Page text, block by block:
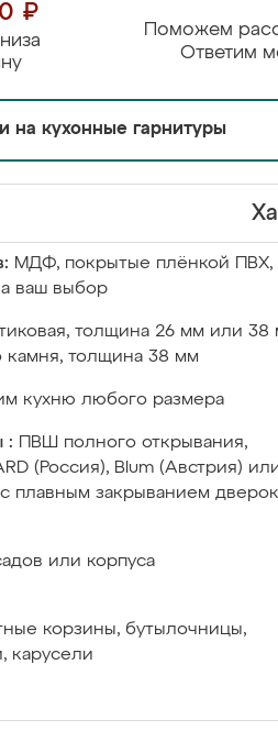
₽
Поможем
Ответим
на кухонные гарнитуры
МДФ, покрытые плёнкой ПВХ,
ваш выбор
толщина 26 мм или 38
камня, толщина 38 мм
кухню любого размера
:
ПВШ полного открывания,
(Россия), Blum (Австрия)
плавным закрыванием
или корпуса
корзины, бутылочницы,
карусели